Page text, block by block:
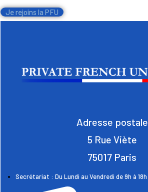
Je rejoins la PFU
Adresse postale
5 Rue Viète
75017 Paris
Secrétariat : Du Lundi au Vendredi de 9h à 18h